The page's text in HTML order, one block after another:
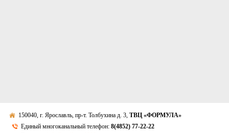
150040, г. Ярославль, пр-т. Толбухина д. 3,ТВЦ «ФОРМУЛА»
Единый многоканальный телефон:8(4852) 77-22-22